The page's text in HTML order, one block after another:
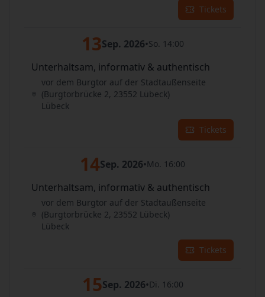
Tickets
13Sep. 2026•So. 14:00
Unterhaltsam, informativ & authentisch
vor dem Burgtor auf der Stadtaußenseite
(Burgtorbrücke 2, 23552 Lübeck)
Lübeck
Tickets
14Sep. 2026•Mo. 16:00
Unterhaltsam, informativ & authentisch
vor dem Burgtor auf der Stadtaußenseite
(Burgtorbrücke 2, 23552 Lübeck)
Lübeck
Tickets
15Sep. 2026•Di. 16:00